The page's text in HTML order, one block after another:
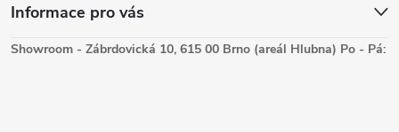
Informace pro vás
Showroom - Zábrdovická 10, 615 00 Brno (areál Hlubna) Po - Pá: